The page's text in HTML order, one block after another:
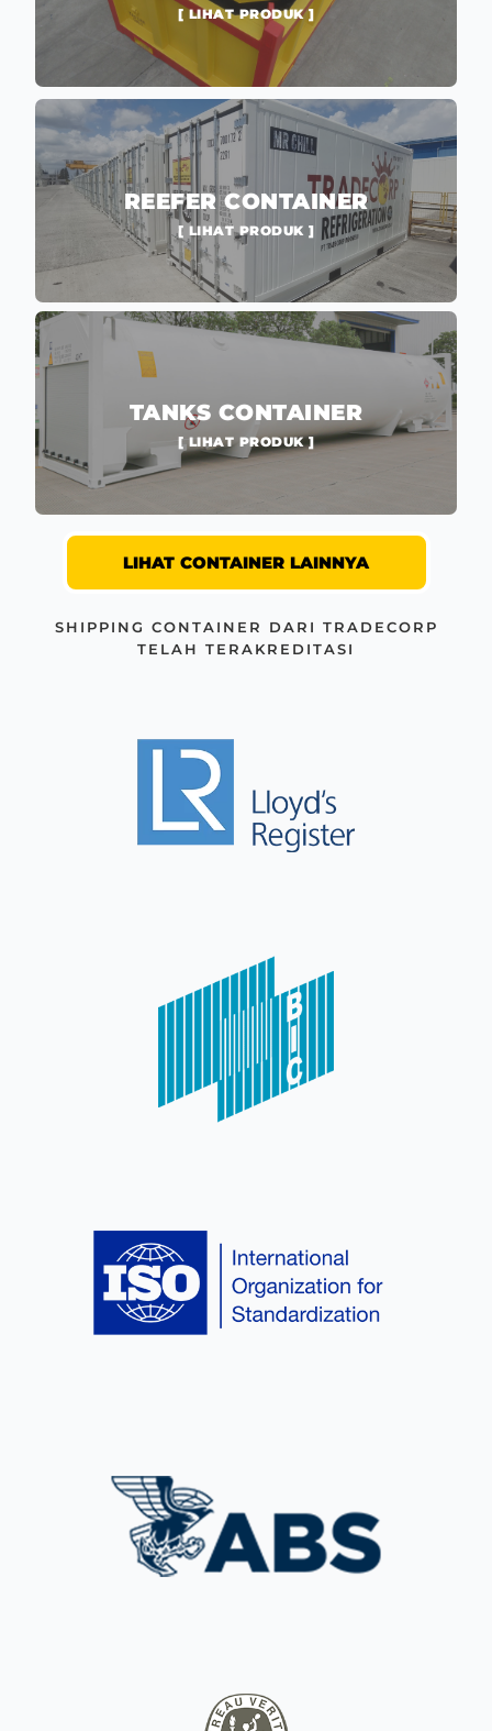
[ LIHAT PRODUK ]
REEFER CONTAINER
[ LIHAT PRODUK ]
TANKS CONTAINER
[ LIHAT PRODUK ]
LIHAT CONTAINER LAINNYA
SHIPPING CONTAINER DARI TRADECORP
TELAH TERAKREDITASI